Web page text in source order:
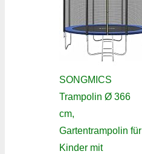
SONGMICS
Trampolin Ø 366
cm,
Gartentrampolin für
Kinder mit